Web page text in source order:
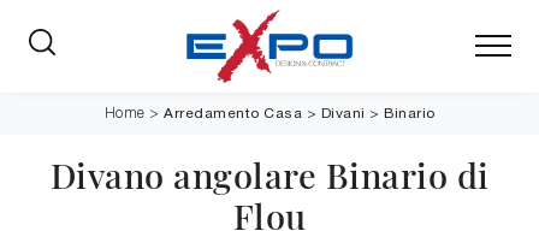
Home > Arredamento Casa > Divani > Binario
Divano angolare Binario di
Flou